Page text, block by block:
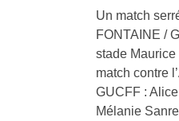
Un match
FONTAINE /
stade
match contre
GUCFF :
Mélanie